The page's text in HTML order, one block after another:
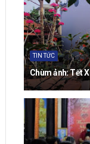
TIN TỨC
Chùm ảnh: Tết